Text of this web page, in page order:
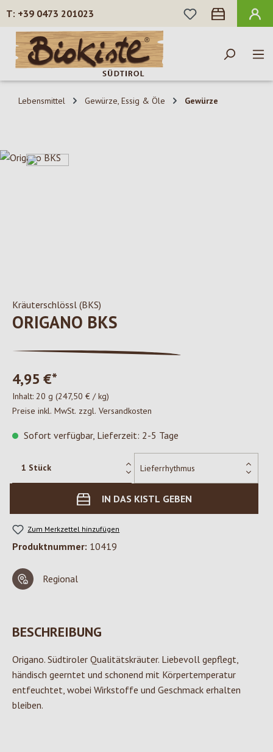
Zum Hauptinhalt springen
+39 0473 201023
DU HAST 0
Lebensmittel Gewürze, Essig & Öle Gewürze
Bildergalerie überspringen
Kräuterschlössl (BKS)
ORIGANO BKS
4,95 €*
Inhalt: 20 g (247,50 € / kg)
Preise inkl. MwSt. zzgl. Versandkosten
Sofort verfügbar, Lieferzeit: 2-5 Tage
IN DAS KISTL GEBEN
Zum Merkzettel hinzufügen
Produktnummer: 10419
Regional
BESCHREIBUNG
Origano. Südtiroler Qualitätskräuter. Liebevoll gepflegt,
händisch geerntet und schonend mit Körpertemperatur
entfeuchtet, wobei Wirkstoffe und Geschmack erhalten
bleiben.